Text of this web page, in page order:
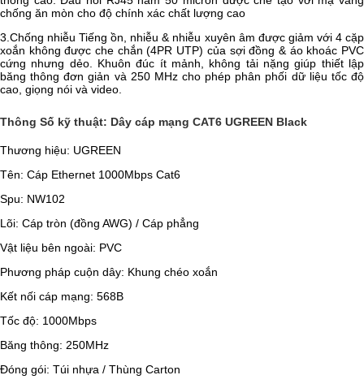
chống ăn mòn cho độ chính xác chất lượng cao
3.Chống nhiễu Tiếng ồn, nhiễu & nhiễu xuyên âm được giảm với 4 cặp
xoắn không được che chắn (4PR UTP) của sợi đồng & áo khoác PVC
cứng nhưng dẻo. Khuôn đúc ít mảnh, không tải nặng giúp thiết lập
băng thông đơn giản và 250 MHz cho phép phân phối dữ liệu tốc độ
cao, giọng nói và video.
Thông Số kỹ thuật: Dây cáp mạng CAT6 UGREEN Black
Thương hiệu: UGREEN
Tên: Cáp Ethernet 1000Mbps Cat6
Spu: NW102
Lõi: Cáp tròn (đồng AWG) / Cáp phẳng
Vật liệu bên ngoài: PVC
Phương pháp cuộn dây: Khung chéo xoắn
Kết nối cáp mạng: 568B
Tốc độ: 1000Mbps
Băng thông: 250MHz
Đóng gói: Túi nhựa / Thùng Carton